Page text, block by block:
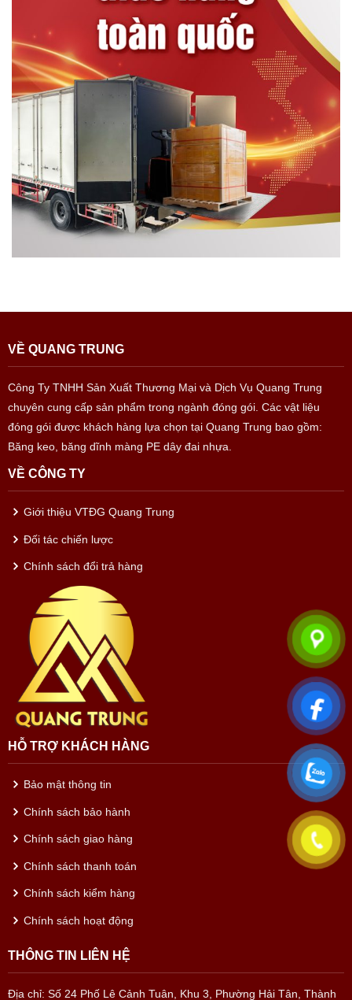
VỀ QUANG TRUNG
Công Ty TNHH Sản Xuất Thương Mại và Dịch Vụ Quang Trung
chuyên cung cấp sản phẩm trong ngành đóng gói. Các vật liệu
đóng gói được khách hàng lựa chọn tại Quang Trung bao gồm:
Băng keo, băng dĩnh màng PE dây đai nhựa.
VỀ CÔNG TY
Giới thiệu VTĐG Quang Trung
Đối tác chiến lược
Chính sách đổi trả hàng
HỖ TRỢ KHÁCH HÀNG
Bảo mật thông tin
Chính sách bảo hành
Chính sách giao hàng
Chính sách thanh toán
Chính sách kiểm hàng
Chính sách hoạt động
THÔNG TIN LIÊN HỆ
Địa chỉ: Số 24 Phố Lê Cảnh Tuân, Khu 3, Phường Hải Tân, Thành